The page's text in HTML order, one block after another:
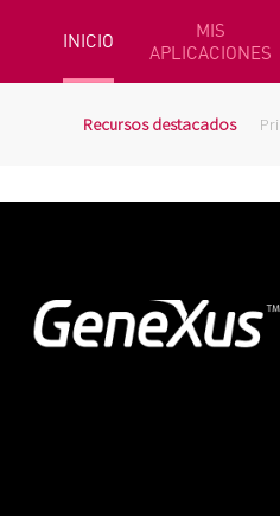
INICIO
MIS
APLICACIONES
Recursos destacados